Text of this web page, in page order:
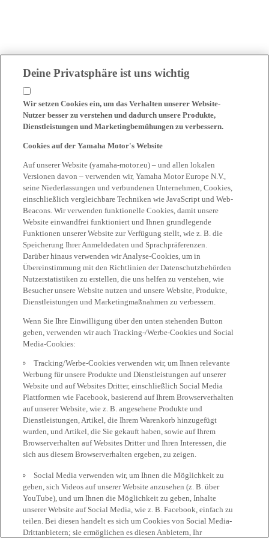
Deine Privatsphäre ist uns wichtig
Wir setzen Cookies ein, um das Verhalten unserer Website-
Nutzer besser zu verstehen und dadurch unsere Produkte,
Dienstleistungen und Marketingbemühungen zu verbessern.
Cookies auf der Yamaha Motor's Website
Auf unserer Website (yamaha-motor.eu) – und allen lokalen
Versionen davon – verwenden wir, Yamaha Motor Europe N.V.,
seine Niederlassungen und verbundenen Unternehmen, Cookies,
einschließlich vergleichbare Techniken wie JavaScript und Web-
Beacons. Wir verwenden funktionelle Cookies, damit unsere
Website einwandfrei funktioniert und Ihnen grundlegende
Funktionen unserer Website zur Verfügung stellt, wie z. B. die
Speicherung Ihrer Anmeldedaten und Sprachpräferenzen.
Darüber hinaus verwenden wir Analyse-Cookies, um in
Übereinstimmung mit den Richtlinien der Datenschutzbehörden
Nutzerstatistiken zu erstellen, die uns helfen zu verstehen, wie
Besucher unsere Website nutzen und unsere Website, Produkte,
Dienstleistungen und Marketingmaßnahmen zu verbessern.
Wenn Sie Ihre Einwilligung über den unten stehenden Button
geben, verwenden wir auch Tracking-/Werbe-Cookies und Social
Media-Cookies:
Tracking/Werbe-Cookies verwenden wir, um Ihnen relevante
Werbung für unsere Produkte und Dienstleistungen auf unserer
Website und auf Websites Dritter, einschließlich Social Media
Plattformen wie Facebook, basierend auf Ihrem Browserverhalten
auf unserer Website, wie z. B. angesehene Produkte und
Dienstleistungen, Artikel, die Ihrem Warenkorb hinzugefügt
wurden, und Artikel, die Sie gekauft haben, sowie auf Ihrem
Browserverhalten auf Websites Dritter und Ihren Interessen, die
sich aus diesem Browserverhalten ergeben, zu zeigen.
Social Media verwenden wir, um Ihnen die Möglichkeit zu
geben, sich Videos auf unserer Website anzusehen (z. B. über
YouTube), und um Ihnen die Möglichkeit zu geben, Inhalte
unserer Website auf Social Media, wie z. B. Facebook, einfach zu
teilen. Bei diesen handelt es sich um Cookies von Social Media-
Drittanbietern; sie ermöglichen es diesen Anbietern, Ihr